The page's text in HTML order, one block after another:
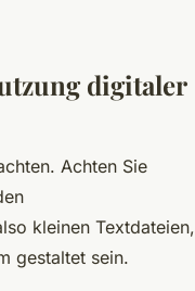
digitaler
Achten Sie
kleinen Textdateien,
gestaltet sein.